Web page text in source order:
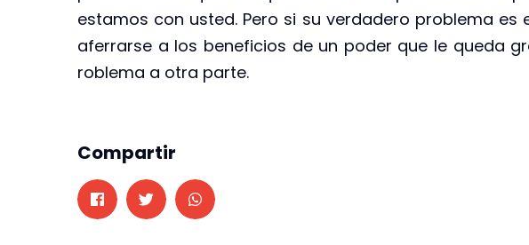
estamos con usted. Pero si su verdadero problema es
aferrarse a los beneficios de un poder que le queda
roblema a otra parte.
Compartir